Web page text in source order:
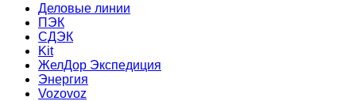
Деловые линии
ПЭК
СДЭК
Kit
ЖелДор Экспедиция
Энергия
Vozovoz